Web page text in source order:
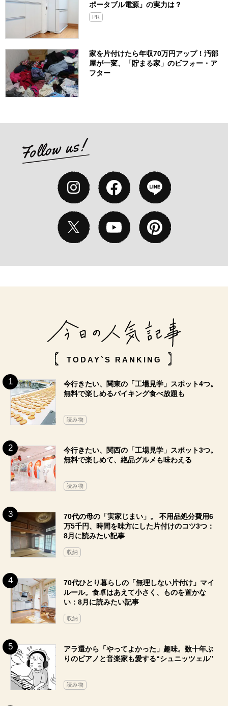
ポータブル電源」の実力は？​
PR
家を片付けたら年収70万円アップ！汚部
屋が一変、「貯まる家」のビフォー・ア
フター
TODAY`S RANKING
今行きたい、関東の「工場見学」スポット4つ。
無料で楽しめるバイキング食べ放題も
読み物
今行きたい、関西の「工場見学」スポット3つ。
無料で楽しめて、絶品グルメも味わえる
読み物
70代の母の「実家じまい」。 不用品処分費用6
万5千円、時間を味方にした片付けのコツ3つ：
8月に読みたい記事
収納
70代ひとり暮らしの「無理しない片付け」マイ
ルール。食卓はあえて小さく、ものを置かな
い：8月に読みたい記事
収納
アラ還から「やってよかった」趣味。数十年ぶ
りのピアノと音楽家も愛する“シュニッツェル”
読み物